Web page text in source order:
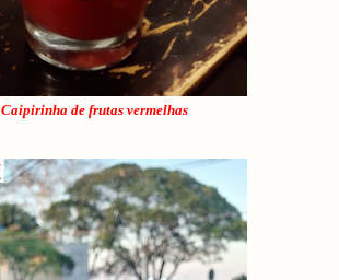
Caipirinha de frutas vermelhas